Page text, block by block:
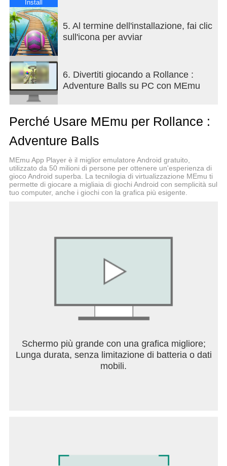
Remember, the ball game doesn't save your
progress on the level automatically unless you have
spare lives. Play carefully, or you’ll start a level
again.
USE BALL BOOSTERS
Want to finish the ball race faster? Collect different
bonuses along the road to become bigger &
to finish all the ball game levels!
Why you’ll love this ball game:
- Realistic physics
- Beautiful 3D graphics
- ASMR game experience
your skills and make your ball roll through all the
obstacles safe and sound!
With realistic physics and an array of levels to
anyone who loves a good challenge. Whether
Install
5. Al termine dell'installazione, fai clic
sull'icona per avviar
6. Divertiti giocando a Rollance :
Adventure Balls su PC con MEmu
Perché Usare MEmu per Rollance :
Adventure Balls
MEmu App Player è il miglior emulatore Android gratuito,
utilizzato da 50 milioni di persone per ottenere un'esperienza di
gioco Android superba. La tecnilogia di virtualizzazione MEmu ti
permette di giocare a migliaia di giochi Android con semplicità sul
tuo computer, anche i giochi con la grafica più esigente.
Schermo più grande con una grafica migliore;
Lunga durata, senza limitazione di batteria o dati
mobili.